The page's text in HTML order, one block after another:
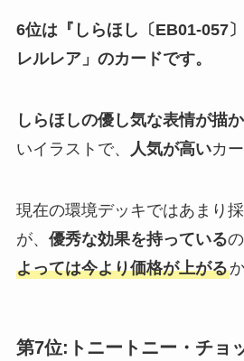
6位は『しらほし〔EB01-057
レルレア」のカードです。
しらほしの優し気な表情が描
いイラストで、
人気が高いカ
現在の環境デッキではあまり
が、 優秀な効果を持っている
よっては今より価格が上がる
第7位:トニートニー・チョ